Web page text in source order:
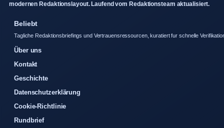
modernen Redaktionslayout. Laufend vom Redaktionsteam aktualisiert.
Beliebt
Tagliche Redaktionsbriefings und Vertrauensressourcen, kuratiert fur schnelle
Über uns
Kontakt
Geschichte
Datenschutzerklärung
Cookie-Richtlinie
Rundbrief